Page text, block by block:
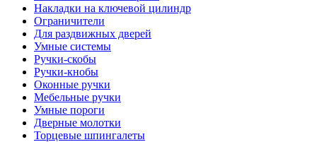
Накладки на ключевой цилиндр
Ограничители
Для раздвижных дверей
Умные системы
Ручки-скобы
Ручки-кнобы
Оконные ручки
Мебельные ручки
Умные пороги
Дверные молотки
Торцевые шпингалеты